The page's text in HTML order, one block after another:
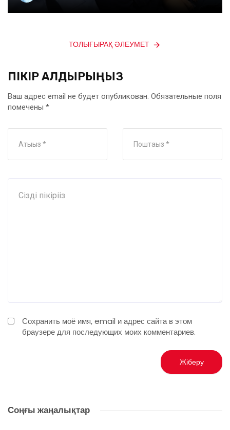
ТОЛЫҒЫРАҚ ӘЛЕУМЕТ
ПІКІР ҚАЛДЫРЫҢЫЗ
Ваш адрес email не будет опубликован. Обязательные поля
помечены *
Сохранить моё имя, email и адрес сайта в этом
браузере для последующих моих комментариев.
Соңғы жаңалықтар